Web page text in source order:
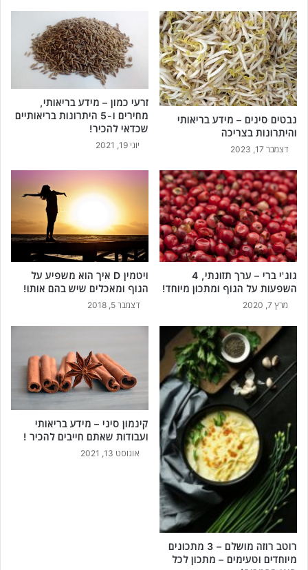
!
נבטים סינים – מידע בריאותי
והיתרונות בצריכה
דצמבר 17, 2023
זרעי כמון – מידע בריאותי,
מחירים ו-5 היתרונות בריאותיים
שכדאי להכיר!
יוני 19, 2021
גוג'י ברי – ערך תזונתי, 4
השפעות על הגוף ומתכון מיוחד!
מרץ 7, 2020
ויטמין D איך הוא משפיע על
הגוף ומאכלים שיש בהם אותו!
דצמבר 5, 2018
רוטב רוזה מושלם – 3 מתכונים
מיוחדים וטעימים – מתכון לכל
קינמון סיני – מידע בריאותי
ועבודות שאתם חייבים להכיר !
אוגוסט 13, 2021